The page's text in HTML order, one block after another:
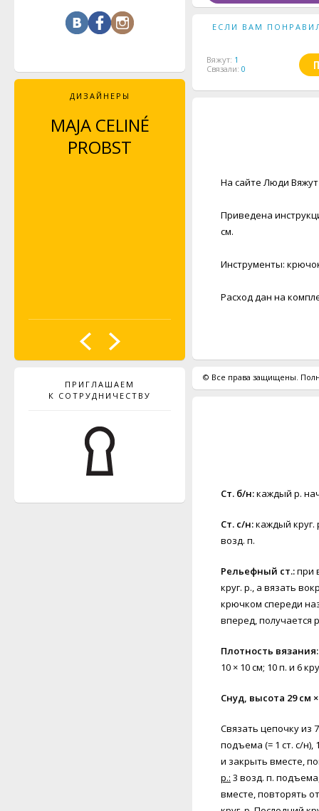
ДИЗАЙНЕРЫ
MAJA CELINÉ
PROBST
ПРИГЛАШАЕМ
К СОТРУДНИЧЕСТВУ
ЕСЛИ ВАМ
Вяжут: 1
Связали: 0
На сайте Люди Вяжут
Приведена
см.
Инструменты:
Расход дан на
© Все права защищены.
Ст. б/н:каждый р.
Ст. с/н:каждый круг.
возд. п.
Рельефный ст.:при
круг. р., а вязать
крючком спереди
вперед, получается
Плотность вязания:
10 × 10 см; 10 п. и 6
Снуд, высота 29 см
Связать цепочку из
подъема (= 1 ст. с/н),
и закрыть вместе,
р.: 3 возд. п.
вместе, повторять